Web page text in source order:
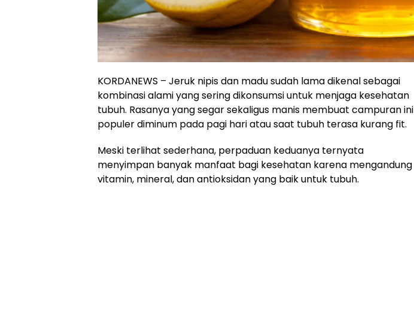
KORDANEWS – Jeruk nipis dan madu sudah lama dikenal sebagai
kombinasi alami yang sering dikonsumsi untuk menjaga kesehatan
tubuh. Rasanya yang segar sekaligus manis membuat campuran ini
populer diminum pada pagi hari atau saat tubuh terasa kurang fit.
Meski terlihat sederhana, perpaduan keduanya ternyata
menyimpan banyak manfaat bagi kesehatan karena mengandung
vitamin, mineral, dan antioksidan yang baik untuk tubuh.